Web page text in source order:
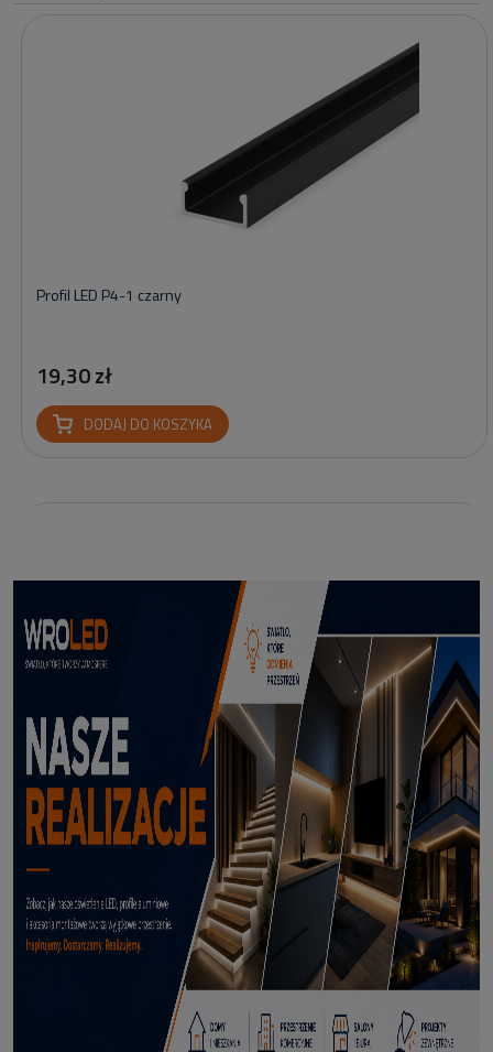
Profil LED P4-1 czarny
19,30 zł
DODAJ DO KOSZYKA
Profil led podtynkowy GK18-3 czarny 3m
114,50 zł
DODAJ DO KOSZYKA